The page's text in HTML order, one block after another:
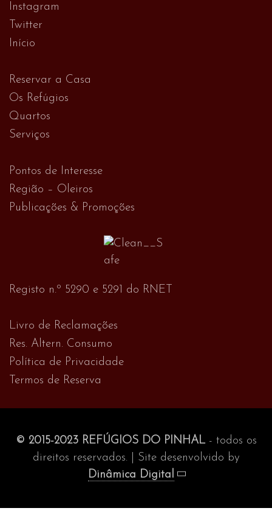
Instagram
Twitter
Início
Reservar a Casa
Os Refúgios
Quartos
Serviços
Pontos de Interesse
Região – Oleiros
Publicações & Promoções
Registo n.º 5290 e 5291 do RNET
Livro de Reclamações
Res. Altern. Consumo
Política de Privacidade
Termos de Reserva
© 2015-2023 REFÚGIOS DO PINHAL- todos os
direitos reservados. | Site desenvolvido by
Dinâmica Digital